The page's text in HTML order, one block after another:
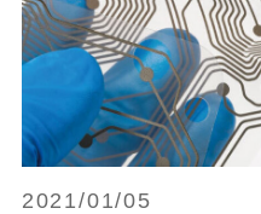
2021/01/05